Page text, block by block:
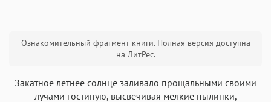
Ознакомительный фрагмент книги. Полная версия доступна
на ЛитРес.
Закатное летнее солнце заливало прощальными своими
лучами гостиную, высвечивая мелкие пылинки,